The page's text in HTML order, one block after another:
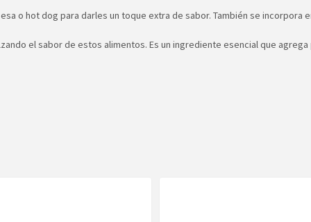
o hot dog para darles un toque extra de sabor. También se
el sabor de estos alimentos. Es un ingrediente esencial que